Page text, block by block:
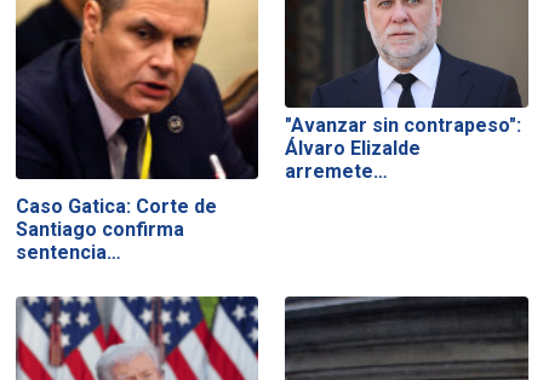
Caso Gatica: Corte de
Santiago confirma
sentencia…
"Avanzar sin contrapeso":
Álvaro Elizalde
arremete…